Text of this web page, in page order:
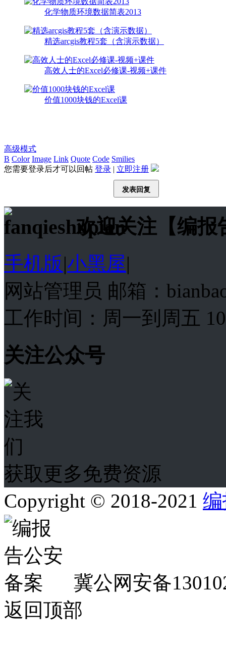
化学物质环境数据简表2013
精选arcgis教程5套（含演示数据）
高效人士的Excel必修课-视频+课件
价值1000块钱的Excel课
高级模式
B Color Image Link Quote Code Smilies
您需要登录后才可以回帖 登录 | 立即注册
发表回复
欢迎关注【编报
手机版|小黑屋|
网站管理员 邮箱：
工作时间：周一到周五
关注公众号
获取更多免费资源
Copyright © 2018-2021
冀公网安备
返回顶部